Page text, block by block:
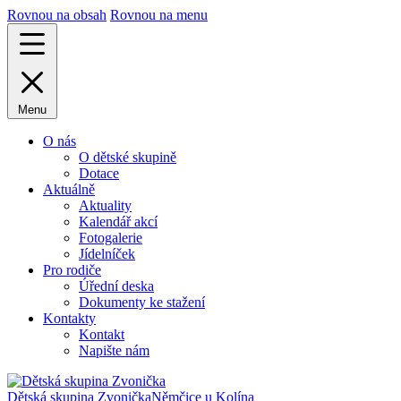
Rovnou na obsah Rovnou na menu
Menu
O nás
O dětské skupině
Dotace
Aktuálně
Aktuality
Kalendář akcí
Fotogalerie
Jídelníček
Pro rodiče
Úřední deska
Dokumenty ke stažení
Kontakty
Kontakt
Napište nám
Dětská skupina ZvoničkaNěmčice u Kolína